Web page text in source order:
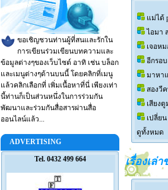
ขอเชิญชวนท่านผู้ที่สนและรักใน
การเขียนร่วมเขียนบทความและ
ข้อมูลต่างๆของเว็บไซต์ อาทิ เช่น บล็อก
และเมนูต่างๆด้านบนนี้ โดยคลิกที่เมนู
แล้วคลิกเลือกที่ เพิ่มเนื้อหาที่นี่ เพียงเท่า
นี้ท่านก็เป็นส่วนหนึ่งในการร่วมกัน
พัฒนาและร่วมกันสื่อสารผ่านสื่อ
ออนไลน์แล้ว...
ADVERTISING
Tel. 0432 499 664
แม่ได้
ไอมา
เจอห
อีกรอ
มาหา
สองวี
เสียง
เปลี่ย
ดูทั้งหมด
เรื่องเล่